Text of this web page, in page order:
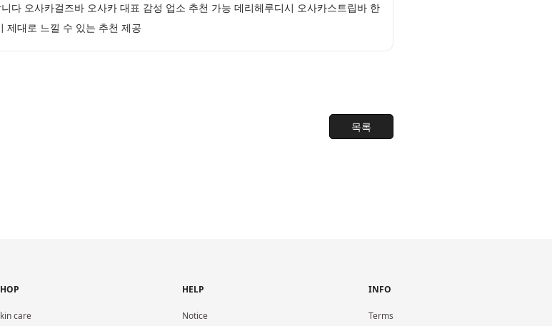
다 오사카걸즈바 오사카 대표 감성 업소 추천 가능 데리헤루디시 오사카스트립바 한
제대로 느낄 수 있는 추천 제공
목록
care
HELP
Notice
INFO
Terms